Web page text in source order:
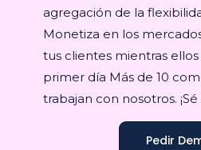
agregación de la
Monetiza en los
tus clientes mientras
primer día Más de 10
trabajan con nosotros.
Pedir